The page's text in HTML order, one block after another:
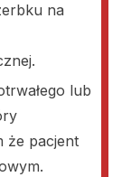
na
lub
że pacjent